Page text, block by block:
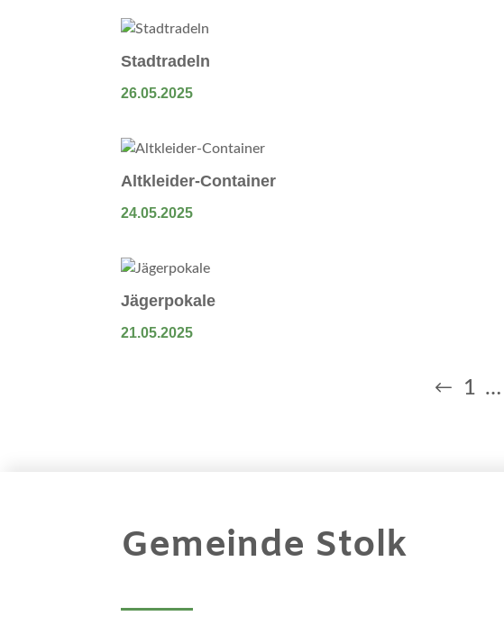
Stadtradeln
26.05.2025
Altkleider-Container
24.05.2025
Jägerpokale
21.05.2025
1 …
Gemeinde Stolk